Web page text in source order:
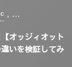
, …
オッジィオット
いを検証してみ